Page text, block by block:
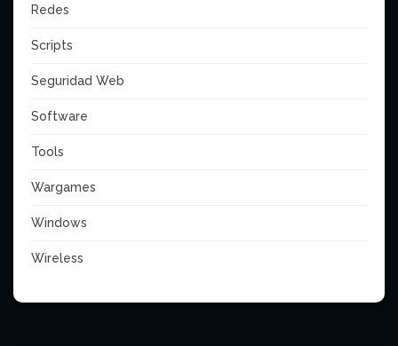
Redes
Scripts
Seguridad Web
Software
Tools
Wargames
Windows
Wireless